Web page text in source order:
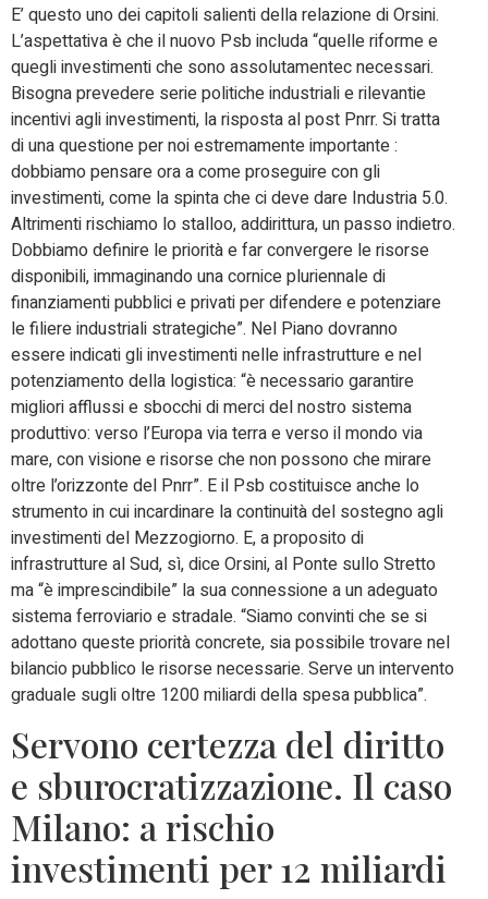
E’ questo uno dei capitoli salienti della relazione di Orsini.
L’aspettativa è che il nuovo Psb includa “quelle riforme e
quegli investimenti che sono assolutamentec necessari.
Bisogna prevedere serie politiche industriali e rilevantie
incentivi agli investimenti, la risposta al post Pnrr. Si tratta
di una questione per noi estremamente importante :
dobbiamo pensare ora a come proseguire con gli
investimenti, come la spinta che ci deve dare Industria 5.0.
Altrimenti rischiamo lo stalloo, addirittura, un passo indietro.
Dobbiamo definire le priorità e far convergere le risorse
disponibili, immaginando una cornice pluriennale di
finanziamenti pubblici e privati per difendere e potenziare
le filiere industriali strategiche”. Nel Piano dovranno
essere indicati gli investimenti nelle infrastrutture e nel
potenziamento della logistica: “è necessario garantire
migliori afflussi e sbocchi di merci del nostro sistema
produttivo: verso l’Europa via terra e verso il mondo via
mare, con visione e risorse che non possono che mirare
oltre l’orizzonte del Pnrr”. E il Psb costituisce anche lo
strumento in cui incardinare la continuità del sostegno agli
investimenti del Mezzogiorno. E, a proposito di
infrastrutture al Sud, sì, dice Orsini, al Ponte sullo Stretto
ma “è imprescindibile” la sua connessione a un adeguato
sistema ferroviario e stradale. “Siamo convinti che se si
adottano queste priorità concrete, sia possibile trovare nel
bilancio pubblico le risorse necessarie. Serve un intervento
graduale sugli oltre 1200 miliardi della spesa pubblica”.
Servono certezza del diritto
e sburocratizzazione. Il caso
Milano: a rischio
investimenti per 12 miliardi